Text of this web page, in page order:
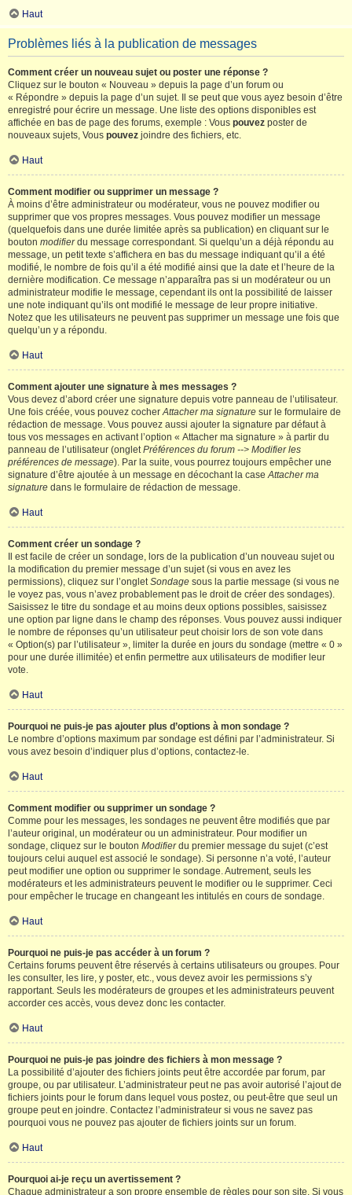
Haut
Problèmes liés à la publication de messages
Comment créer un nouveau sujet ou poster une réponse ?
Cliquez sur le bouton « Nouveau » depuis la page d’un forum ou
« Répondre » depuis la page d’un sujet. Il se peut que vous ayez besoin d’être
enregistré pour écrire un message. Une liste des options disponibles est
affichée en bas de page des forums, exemple : Vous pouvez poster de
nouveaux sujets, Vous pouvez joindre des fichiers, etc.
Haut
Comment modifier ou supprimer un message ?
À moins d’être administrateur ou modérateur, vous ne pouvez modifier ou
supprimer que vos propres messages. Vous pouvez modifier un message
(quelquefois dans une durée limitée après sa publication) en cliquant sur le
bouton modifierdu message correspondant. Si quelqu’un a déjà répondu au
message, un petit texte s’affichera en bas du message indiquant qu’il a été
modifié, le nombre de fois qu’il a été modifié ainsi que la date et l’heure de la
dernière modification. Ce message n’apparaîtra pas si un modérateur ou un
administrateur modifie le message, cependant ils ont la possibilité de laisser
une note indiquant qu’ils ont modifié le message de leur propre initiative.
Notez que les utilisateurs ne peuvent pas supprimer un message une fois que
quelqu’un y a répondu.
Haut
Comment ajouter une signature à mes messages ?
Vous devez d’abord créer une signature depuis votre panneau de l’utilisateur.
Une fois créée, vous pouvez cocherAttacher ma signature sur le formulaire de
rédaction de message. Vous pouvez aussi ajouter la signature par défaut à
tous vos messages en activant l’option « Attacher ma signature » à partir du
panneau de l’utilisateur (ongletPréférences du forum --> Modifier les
préférences de message). Par la suite, vous pourrez toujours empêcher une
signature d’être ajoutée à un message en décochant la caseAttacher ma
signature dans le formulaire de rédaction de message.
Haut
Comment créer un sondage ?
Il est facile de créer un sondage, lors de la publication d’un nouveau sujet ou
la modification du premier message d’un sujet (si vous en avez les
permissions), cliquez sur l’ongletSondage sous la partie message (si vous ne
le voyez pas, vous n’avez probablement pas le droit de créer des sondages).
Saisissez le titre du sondage et au moins deux options possibles, saisissez
une option par ligne dans le champ des réponses. Vous pouvez aussi indiquer
le nombre de réponses qu’un utilisateur peut choisir lors de son vote dans
« Option(s) par l’utilisateur », limiter la durée en jours du sondage (mettre « 0 »
pour une durée illimitée) et enfin permettre aux utilisateurs de modifier leur
vote.
Haut
Pourquoi ne puis-je pas ajouter plus d’options à mon sondage ?
Le nombre d’options maximum par sondage est défini par l’administrateur. Si
vous avez besoin d’indiquer plus d’options, contactez-le.
Haut
Comment modifier ou supprimer un sondage ?
Comme pour les messages, les sondages ne peuvent être modifiés que par
l’auteur original, un modérateur ou un administrateur. Pour modifier un
sondage, cliquez sur le bouton Modifierdu premier message du sujet (c’est
toujours celui auquel est associé le sondage). Si personne n’a voté, l’auteur
peut modifier une option ou supprimer le sondage. Autrement, seuls les
modérateurs et les administrateurs peuvent le modifier ou le supprimer. Ceci
pour empêcher le trucage en changeant les intitulés en cours de sondage.
Haut
Pourquoi ne puis-je pas accéder à un forum ?
Certains forums peuvent être réservés à certains utilisateurs ou groupes. Pour
les consulter, les lire, y poster, etc., vous devez avoir les permissions s’y
rapportant. Seuls les modérateurs de groupes et les administrateurs peuvent
accorder ces accès, vous devez donc les contacter.
Haut
Pourquoi ne puis-je pas joindre des fichiers à mon message ?
La possibilité d’ajouter des fichiers joints peut être accordée par forum, par
groupe, ou par utilisateur. L’administrateur peut ne pas avoir autorisé l’ajout de
fichiers joints pour le forum dans lequel vous postez, ou peut-être que seul un
groupe peut en joindre. Contactez l’administrateur si vous ne savez pas
pourquoi vous ne pouvez pas ajouter de fichiers joints sur un forum.
Haut
Pourquoi ai-je reçu un avertissement ?
Chaque administrateur a son propre ensemble de règles pour son site. Si vous